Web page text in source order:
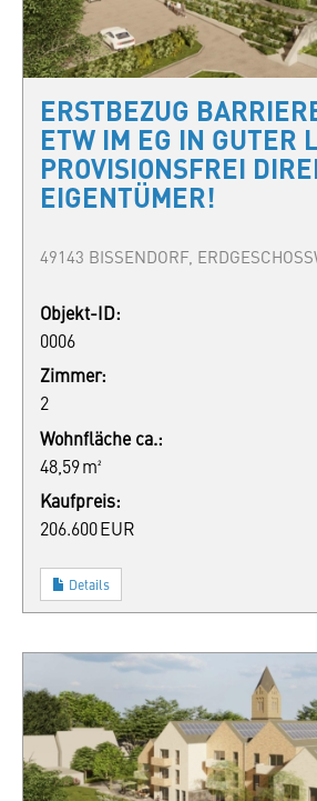
ERSTBEZUG
ETW IM EG IN GUTER
PROVISIONSFREI
EIGENTÜMER!
49143 BISSENDORF,
Objekt-ID:
0006
Zimmer:
2
Wohnfläche ca.:
48,59 m²
Kaufpreis:
206.600 EUR
Details